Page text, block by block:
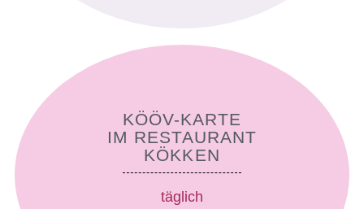
KÖÖV-KARTE
IM RESTAURANT
KÖKKEN
täglich